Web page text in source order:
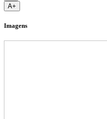
A+
Imagens